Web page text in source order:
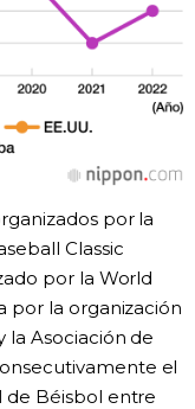
por la
Classic
por la World
por la organización
la Asociación de
el
de Béisbol entre